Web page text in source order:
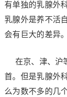
有单独的乳腺外
乳腺外是养不活
会有巨大的差异。
在京、津、沪
首。但是乳腺外
么为数不多的几